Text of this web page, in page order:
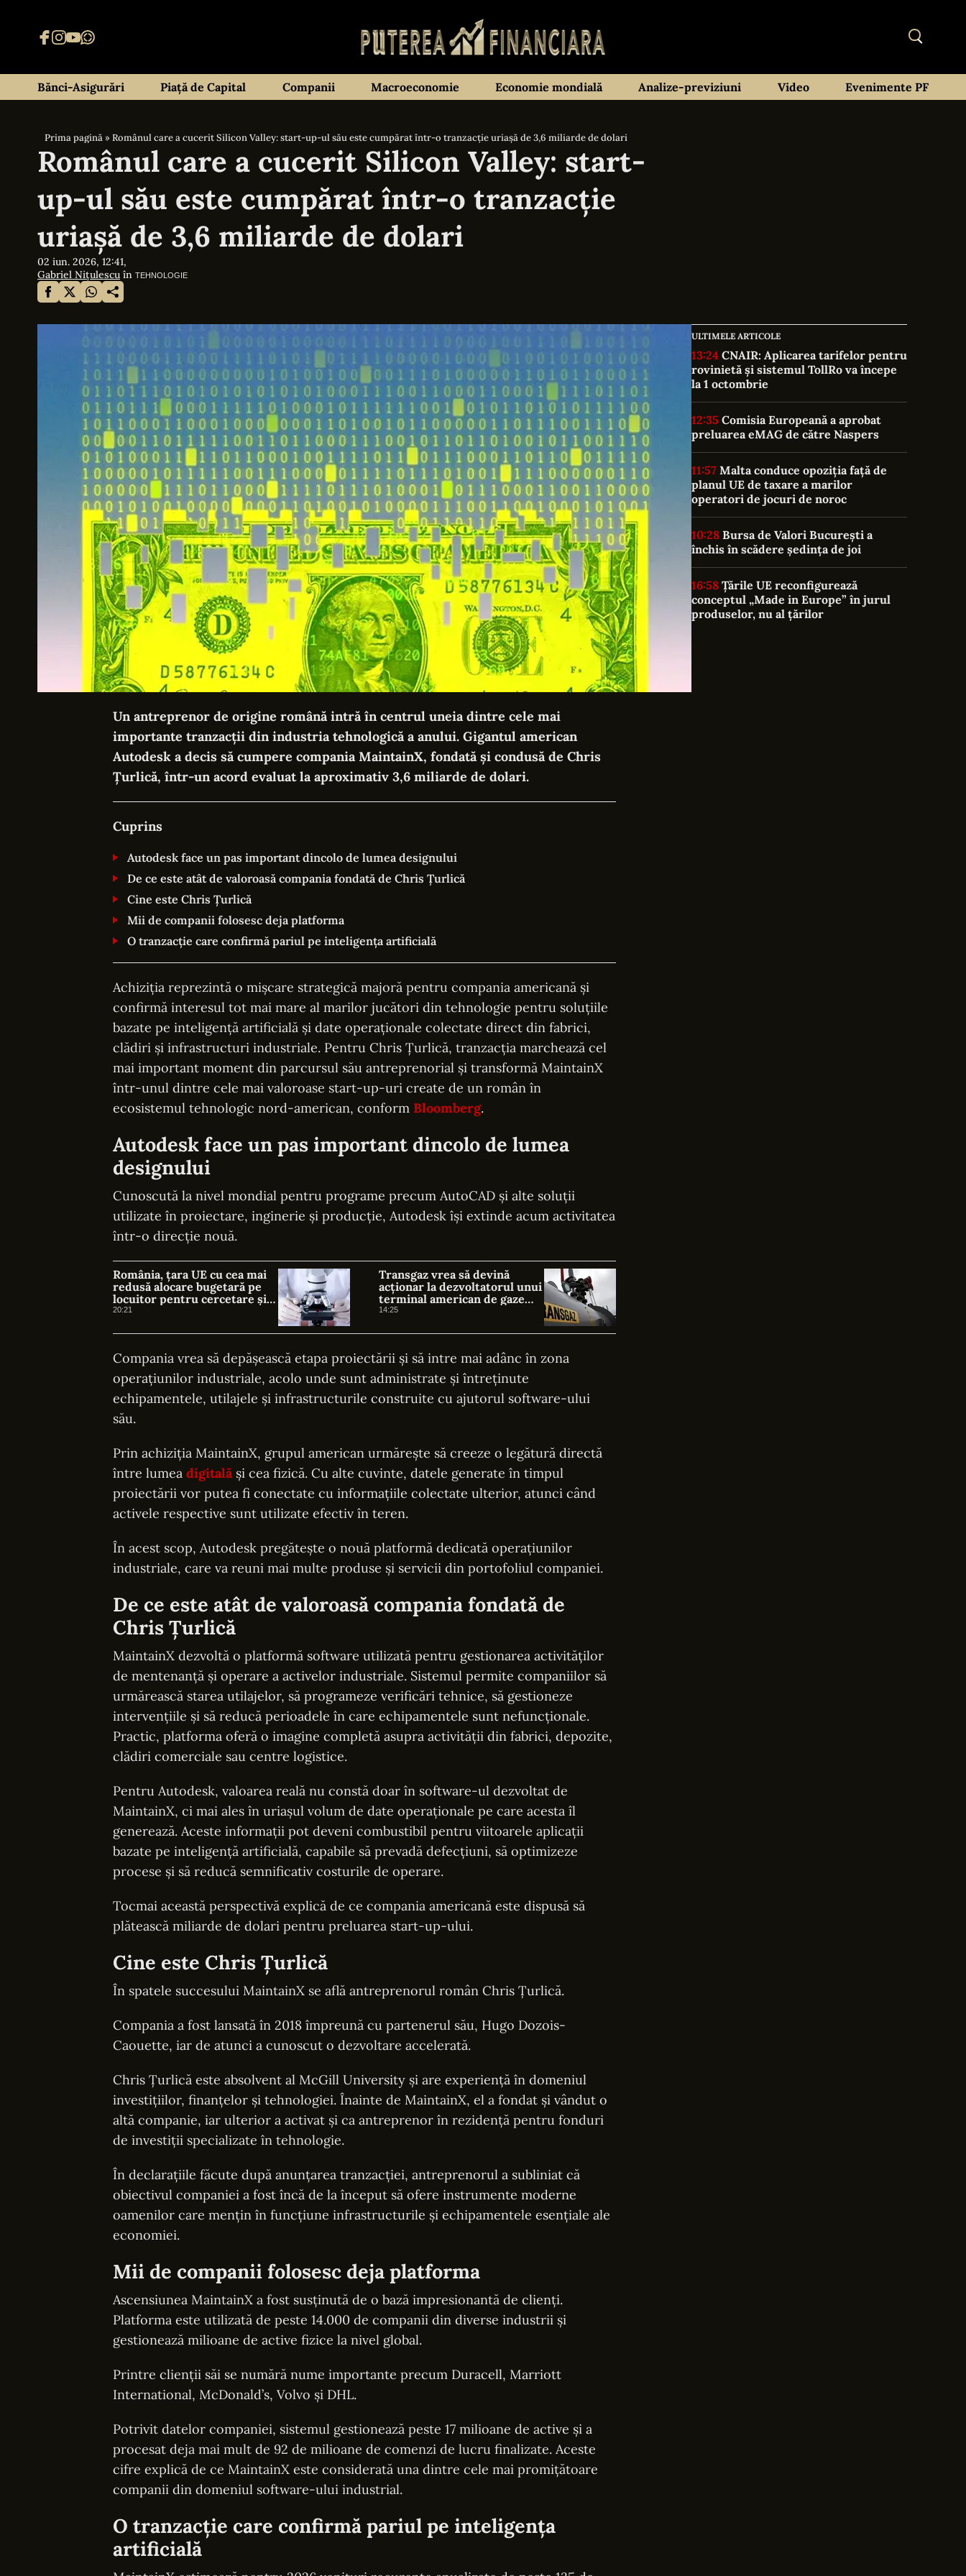
Bănci-Asigurări Piață de Capital Companii Macroeconomie Economie mondială Analize-previziuni Video Evenimente PF
Prima pagină»Românul care a cucerit Silicon Valley: start-up-ul său este cumpărat într-o tranzacție uriașă de 3,6 miliarde de dolari
Românul care a cucerit Silicon Valley: start-
up-ul său este cumpărat într-o tranzacție
uriașă de 3,6 miliarde de dolari
02 iun. 2026, 12:41,
Gabriel Nițulescu în TEHNOLOGIE
Un antreprenor de origine română intră în centrul uneia dintre cele mai
importante tranzacții din industria tehnologică a anului. Gigantul american
Autodesk a decis să cumpere compania MaintainX, fondată și condusă de Chris
Țurlică, într-un acord evaluat la aproximativ 3,6 miliarde de dolari.
Cuprins
Autodesk face un pas important dincolo de lumea designului
De ce este atât de valoroasă compania fondată de Chris Țurlică
Cine este Chris Țurlică
Mii de companii folosesc deja platforma
O tranzacție care confirmă pariul pe inteligența artificială
Achiziția reprezintă o mișcare strategică majoră pentru compania americană și
confirmă interesul tot mai mare al marilor jucători din tehnologie pentru soluțiile
bazate pe inteligență artificială și date operaționale colectate direct din fabrici,
clădiri și infrastructuri industriale. Pentru Chris Țurlică, tranzacția marchează cel
mai important moment din parcursul său antreprenorial și transformă MaintainX
într-unul dintre cele mai valoroase start-up-uri create de un român în
ecosistemul tehnologic nord-american, conform Bloomberg.
Autodesk face un pas important dincolo de lumea
designului
Cunoscută la nivel mondial pentru programe precum AutoCAD și alte soluții
utilizate în proiectare, inginerie și producție, Autodesk își extinde acum activitatea
într-o direcție nouă.
România, țara UE cu cea mai
redusă alocare bugetară pe
locuitor pentru cercetare și
dezvoltare, în 2025
20:21
Transgaz vrea să devină
acționar la dezvoltatorul unui
terminal american de gaze
naturale lichefiate
14:25
Compania vrea să depășească etapa proiectării și să intre mai adânc în zona
operațiunilor industriale, acolo unde sunt administrate și întreținute
echipamentele, utilajele și infrastructurile construite cu ajutorul software-ului
său.
Prin achiziția MaintainX, grupul american urmărește să creeze o legătură directă
între lumea digitalăși cea fizică. Cu alte cuvinte, datele generate în timpul
proiectării vor putea fi conectate cu informațiile colectate ulterior, atunci când
activele respective sunt utilizate efectiv în teren.
În acest scop, Autodesk pregătește o nouă platformă dedicată operațiunilor
industriale, care va reuni mai multe produse și servicii din portofoliul companiei.
De ce este atât de valoroasă compania fondată de
Chris Țurlică
MaintainX dezvoltă o platformă software utilizată pentru gestionarea activităților
de mentenanță și operare a activelor industriale. Sistemul permite companiilor să
urmărească starea utilajelor, să programeze verificări tehnice, să gestioneze
intervențiile și să reducă perioadele în care echipamentele sunt nefuncționale.
Practic, platforma oferă o imagine completă asupra activității din fabrici, depozite,
clădiri comerciale sau centre logistice.
Pentru Autodesk, valoarea reală nu constă doar în software-ul dezvoltat de
MaintainX, ci mai ales în uriașul volum de date operaționale pe care acesta îl
generează. Aceste informații pot deveni combustibil pentru viitoarele aplicații
bazate pe inteligență artificială, capabile să prevadă defecțiuni, să optimizeze
procese și să reducă semnificativ costurile de operare.
Tocmai această perspectivă explică de ce compania americană este dispusă să
plătească miliarde de dolari pentru preluarea start-up-ului.
Cine este Chris Țurlică
În spatele succesului MaintainX se află antreprenorul român Chris Țurlică.
Compania a fost lansată în 2018 împreună cu partenerul său, Hugo Dozois-
Caouette, iar de atunci a cunoscut o dezvoltare accelerată.
Chris Țurlică este absolvent al McGill University și are experiență în domeniul
investițiilor, finanțelor și tehnologiei. Înainte de MaintainX, el a fondat și vândut o
altă companie, iar ulterior a activat și ca antreprenor în rezidență pentru fonduri
de investiții specializate în tehnologie.
În declarațiile făcute după anunțarea tranzacției, antreprenorul a subliniat că
obiectivul companiei a fost încă de la început să ofere instrumente moderne
oamenilor care mențin în funcțiune infrastructurile și echipamentele esențiale ale
economiei.
Mii de companii folosesc deja platforma
Ascensiunea MaintainX a fost susținută de o bază impresionantă de clienți.
Platforma este utilizată de peste 14.000 de companii din diverse industrii și
gestionează milioane de active fizice la nivel global.
Printre clienții săi se numără nume importante precum Duracell, Marriott
International, McDonald’s, Volvo și DHL.
Potrivit datelor companiei, sistemul gestionează peste 17 milioane de active și a
procesat deja mai mult de 92 de milioane de comenzi de lucru finalizate. Aceste
cifre explică de ce MaintainX este considerată una dintre cele mai promițătoare
companii din domeniul software-ului industrial.
O tranzacție care confirmă pariul pe inteligența
artificială
ULTIMELE ARTICOLE
13:24
rovinietă și sistemul TollRo va începe
la 1 octombrie
12:35
preluarea eMAG de către Naspers
11:57
planul UE de taxare a marilor
operatori de jocuri de noroc
10:28
închis în scădere ședința de joi
16:58
conceptul „Made in Europe” în jurul
produselor, nu al țărilor